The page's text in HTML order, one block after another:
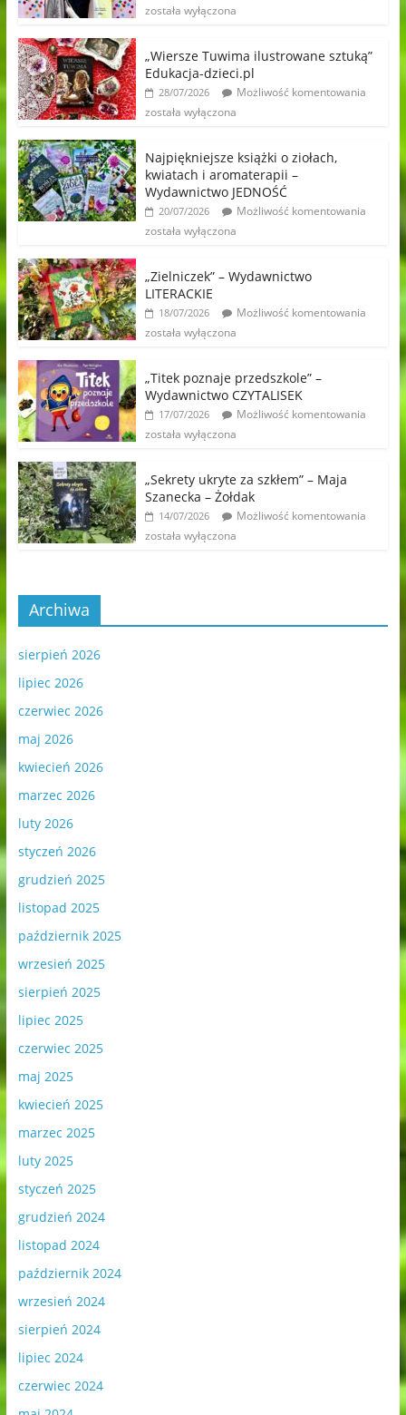
została wyłączona
„Wiersze Tuwima ilustrowane sztuką”
Edukacja-dzieci.pl
28/07/2026
Możliwość komentowania
została wyłączona
Najpiękniejsze książki o ziołach,
kwiatach i aromaterapii –
Wydawnictwo JEDNOŚĆ
20/07/2026
Możliwość komentowania
została wyłączona
„Zielniczek” – Wydawnictwo
LITERACKIE
18/07/2026
Możliwość komentowania
została wyłączona
„Titek poznaje przedszkole” –
Wydawnictwo CZYTALISEK
17/07/2026
Możliwość komentowania
została wyłączona
„Sekrety ukryte za szkłem” – Maja
Szanecka – Żołdak
14/07/2026
Możliwość komentowania
została wyłączona
Archiwa
sierpień 2026
lipiec 2026
czerwiec 2026
maj 2026
kwiecień 2026
marzec 2026
luty 2026
styczeń 2026
grudzień 2025
listopad 2025
październik 2025
wrzesień 2025
sierpień 2025
lipiec 2025
czerwiec 2025
maj 2025
kwiecień 2025
marzec 2025
luty 2025
styczeń 2025
grudzień 2024
listopad 2024
październik 2024
wrzesień 2024
sierpień 2024
lipiec 2024
czerwiec 2024